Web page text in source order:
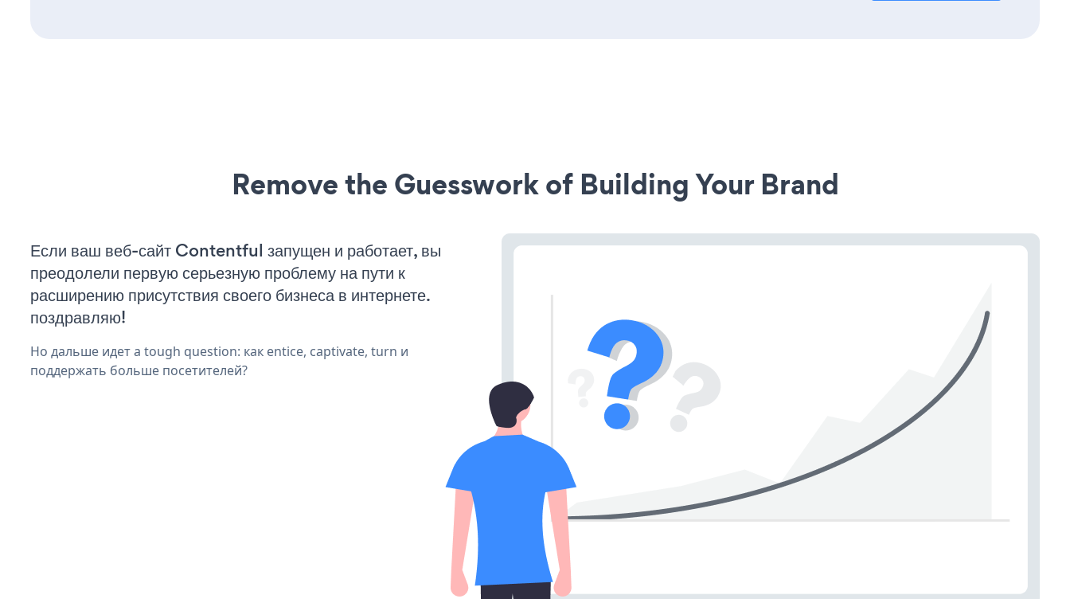
Remove the Guesswork of Building Your Brand
Если ваш веб-сайт Contentful запущен и работает, вы
преодолели первую серьезную проблему на пути к
расширению присутствия своего бизнеса в интернете.
поздравляю!
Но дальше идет a tough question: как entice, captivate, turn и
поддержать больше посетителей?